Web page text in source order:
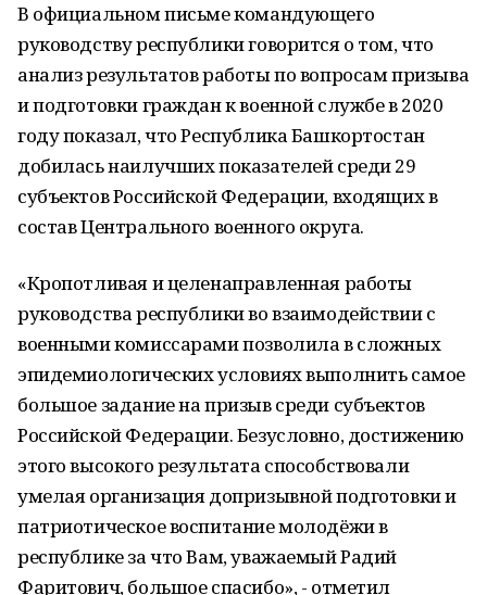
В официальном письме командующего
руководству республики говорится о том, что
анализ результатов работы по вопросам призыва
и подготовки граждан к военной службе в 2020
году показал, что Республика Башкортостан
добилась наилучших показателей среди 29
субъектов Российской Федерации, входящих в
состав Центрального военного округа.
«Кропотливая и целенаправленная работы
руководства республики во взаимодействии с
военными комиссарами позволила в сложных
эпидемиологических условиях выполнить самое
большое задание на призыв среди субъектов
Российской Федерации. Безусловно, достижению
этого высокого результата способствовали
умелая организация допризывной подготовки и
патриотическое воспитание молодёжи в
республике за что Вам, уважаемый Радий
Фаритович, большое спасибо», - отметил